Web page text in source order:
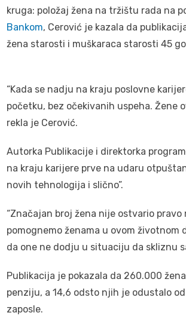
kruga: položaj žena na tržištu rada na
Bankom, Cerović je kazala da
žena starosti i muškaraca starosti 45
“Kada se nadju na kraju poslovne
početku, bez očekivanih uspeha. Žene
rekla je Cerović.
Autorka Publikacije i direktorka
na kraju karijere prve na udaru
novih tehnologija i slično”.
“Značajan broj žena nije ostvario
pomognemo ženama u ovom životnom
da one ne dodju u situaciju da skliznu
Publikacija je pokazala da 260.000
penziju, a 14,6 odsto njih je odustalo
zaposle.